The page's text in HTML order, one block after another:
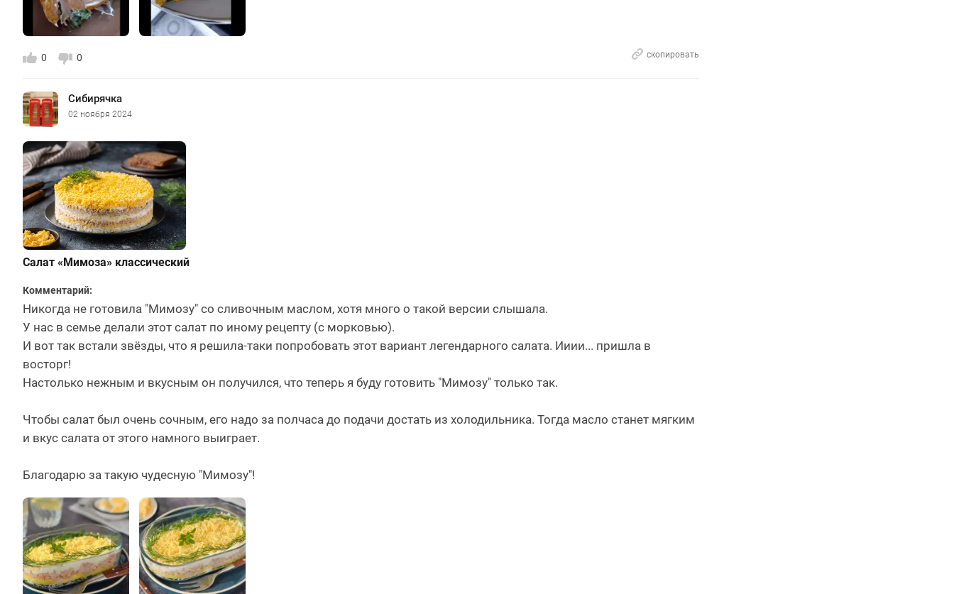
0 0 скопировать
Сибирячка
02 ноября 2024
Салат «Мимоза» классический
Комментарий:
Никогда не готовила "Мимозу" со сливочным маслом, хотя много о такой версии слышала.
У нас в семье делали этот салат по иному рецепту (с морковью).
И вот так встали звёзды, что я решила-таки попробовать этот вариант легендарного салата. Ииии... пришла в
восторг!
Настолько нежным и вкусным он получился, что теперь я буду готовить "Мимозу" только так.
Чтобы салат был очень сочным, его надо за полчаса до подачи достать из холодильника. Тогда масло станет мягким
и вкус салата от этого намного выиграет.
Благодарю за такую чудесную "Мимозу"!